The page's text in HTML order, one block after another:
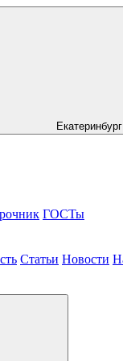
Екатеринбург
ГОСТы
Статьи Новости